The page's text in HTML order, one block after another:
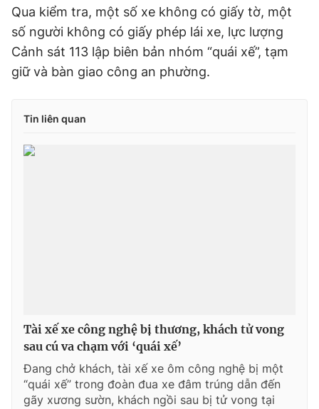
Qua kiểm tra, một số xe không có giấy tờ, một
số người không có giấy phép lái xe, lực lượng
Cảnh sát 113 lập biên bản nhóm “quái xế”, tạm
giữ và bàn giao công an phường.
Tin liên quan
Tài xế xe công nghệ bị thương, khách tử vong
sau cú va chạm với ‘quái xế’
Đang chở khách, tài xế xe ôm công nghệ bị một
“quái xế” trong đoàn đua xe đâm trúng dẫn đến
gãy xương sườn, khách ngồi sau bị tử vong tại